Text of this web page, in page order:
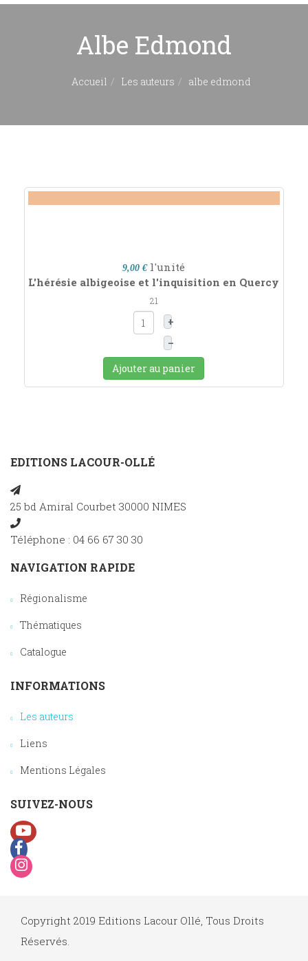
Albe Edmond
Accueil Les auteurs albe edmond
9,00 € l'unité
L'hérésie albigeoise et l'inquisition en Quercy
21
+
–
Ajouter au panier
EDITIONS LACOUR-OLLÉ
25 bd Amiral Courbet 30000 NIMES
Téléphone : 04 66 67 30 30
NAVIGATION RAPIDE
Régionalisme
Thématiques
Catalogue
INFORMATIONS
Les auteurs
Liens
Mentions Légales
SUIVEZ-NOUS
Copyright 2019 Editions Lacour Ollé, Tous Droits
Réservés.